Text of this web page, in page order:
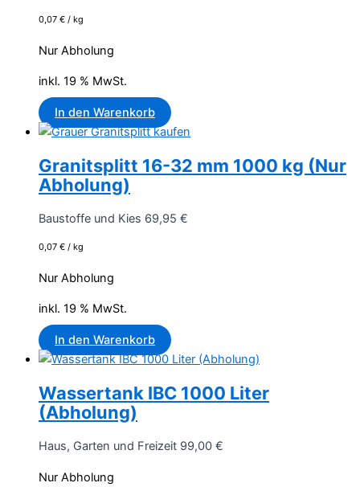
0,07 € / kg
Nur Abholung
inkl. 19 % MwSt.
In den Warenkorb
Granitsplitt 16-32 mm 1000 kg (Nur
Abholung)
Baustoffe und Kies 69,95 €
0,07 € / kg
Nur Abholung
inkl. 19 % MwSt.
In den Warenkorb
Wassertank IBC 1000 Liter
(Abholung)
Haus, Garten und Freizeit 99,00 €
Nur Abholung